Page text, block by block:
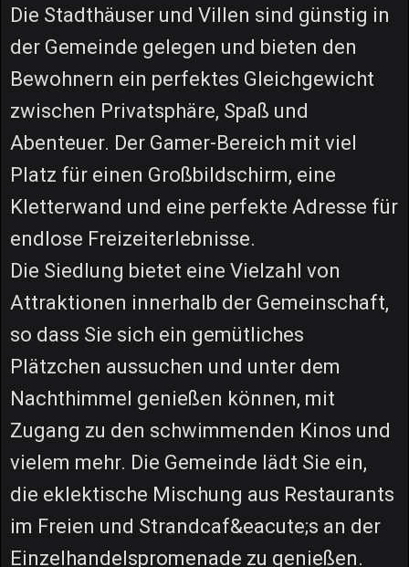
Die Stadthäuser und Villen sind günstig in
der Gemeinde gelegen und bieten den
Bewohnern ein perfektes Gleichgewicht
zwischen Privatsphäre, Spaß und
Abenteuer. Der Gamer-Bereich mit viel
Platz für einen Großbildschirm, eine
Kletterwand und eine perfekte Adresse für
endlose Freizeiterlebnisse.
Die Siedlung bietet eine Vielzahl von
Attraktionen innerhalb der Gemeinschaft,
so dass Sie sich ein gemütliches
Plätzchen aussuchen und unter dem
Nachthimmel genießen können, mit
Zugang zu den schwimmenden Kinos und
vielem mehr. Die Gemeinde lädt Sie ein,
die eklektische Mischung aus Restaurants
im Freien und Strandcaf&eacute;s an der
Einzelhandelspromenade zu genießen.